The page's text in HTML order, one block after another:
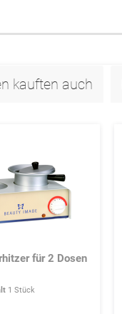
kauften auch
für 2 Dosen
1 Stück